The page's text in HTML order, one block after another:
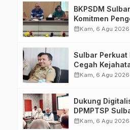
BKPSDM
Komitmen
Kompetensi
calendar_monthKam, 6 Agu 2026
Sulbar Perkuat
Cegah
calendar_monthKam, 6 Agu 2026
Dukung
DPMPTSP
Aplikasi FLEKSI
calendar_monthKam, 6 Agu 2026